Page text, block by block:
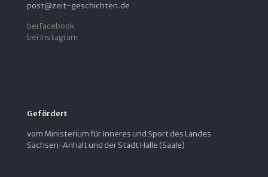
post@zeit-geschichten.de
bei Facebook
bei Instagram
Gefördert
vom Ministerium für Inneres und Sport des Landes
Sachsen-Anhalt und der Stadt Halle (Saale)